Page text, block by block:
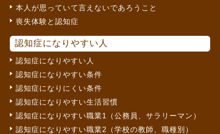
本人が思っていて言えないであろうこと
喪失体験と認知症
認知症になりやすい人
認知症になりやすい人
認知症になりやすい条件
認知症になりにくい条件
認知症になりやすい生活習慣
認知症になりやすい職業1（公務員、サラリーマン）
認知症になりやすい職業2（学校の教師、職種別）